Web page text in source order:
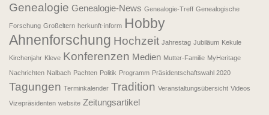
Genealogie Genealogie-News Genealogie-Treff Genealogische
Forschung Großeltern herkunft-inform Hobby
Ahnenforschung Hochzeit Jahrestag Jubiläum Kekule
Kirchenjahr Kleve Konferenzen Medien Mutter-Familie MyHeritage
Nachrichten Nalbach Pachten Politik Programm Präsidentschaftswahl 2020
Tagungen Terminkalender Tradition Veranstaltungsübersicht Videos
Vizepräsidenten website Zeitungsartikel